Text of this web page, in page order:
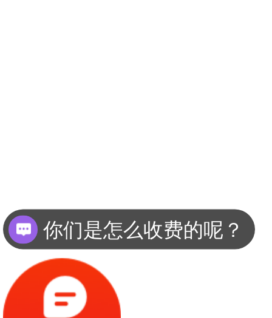
你们是怎么收费的呢？